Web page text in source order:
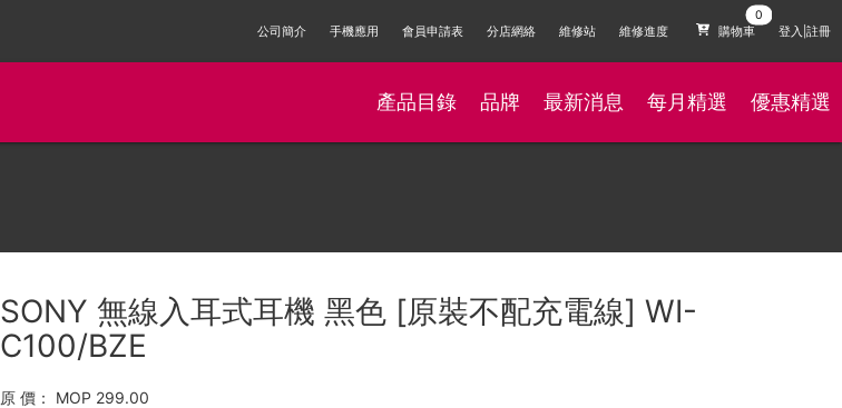
公司簡介 手機應用 會員申請表 分店網絡 維修站 維修進度 購物車 登入|註冊
產品目錄 品牌 最新消息 每月精選 優惠精選
SONY 無線入耳式耳機 黑色 [原裝不配充電線] WI-
C100/BZE
原 價： MOP 299.00